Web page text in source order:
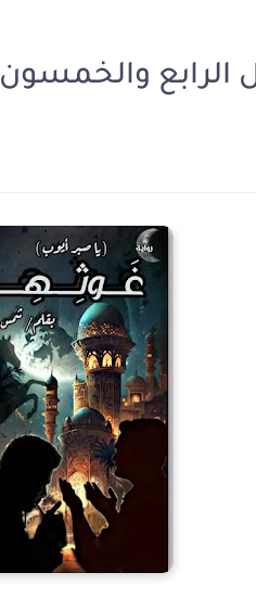
54 بقلم شمس محمد